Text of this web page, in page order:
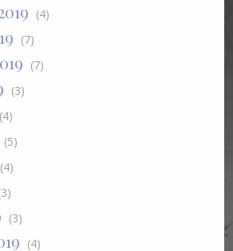
(4)
(7)
(7)
(3)
(4)
(5)
(4)
(3)
(4)